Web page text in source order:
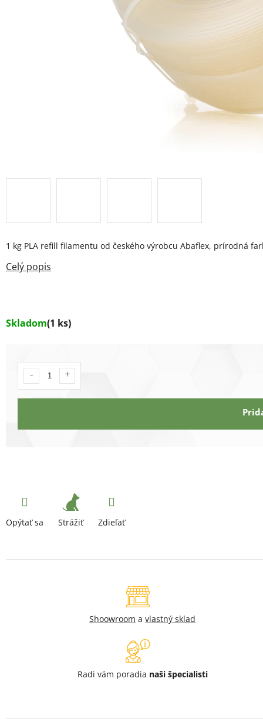
Skladom(1 ks)
1 kg PLA refill filamentu od českého výrobcu Abaflex, prírodná
Opýtať sa Strážiť Zdieľať
Shoowroom avlastný sklad
Radi vám poradia naši špecialisti